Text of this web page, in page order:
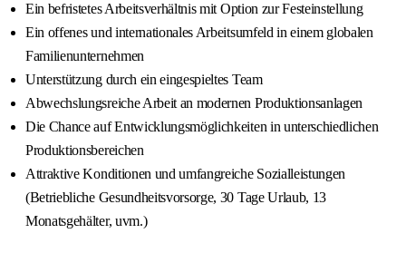
Ein befristetes Arbeitsverhältnis mit Option zur Festeinstellung
Ein offenes und internationales Arbeitsumfeld in einem globalen
Familienunternehmen
Unterstützung durch ein eingespieltes Team
Abwechslungsreiche Arbeit an modernen Produktionsanlagen
Die Chance auf Entwicklungsmöglichkeiten in unterschiedlichen
Produktionsbereichen
Attraktive Konditionen und umfangreiche Sozialleistungen
(Betriebliche Gesundheitsvorsorge, 30 Tage Urlaub, 13
Monatsgehälter, uvm.)